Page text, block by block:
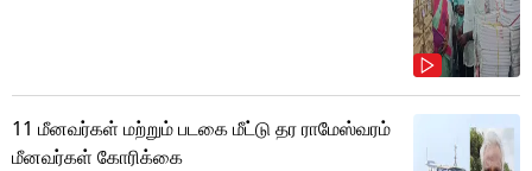
11 மீனவர்கள் மற்றும் படகை மீட்டு தர ராமேஸ்வரம்
மீனவர்கள் கோரிக்கை